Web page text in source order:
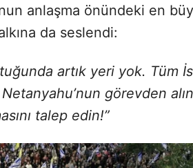
anlaşma önündeki en
da seslendi:
artık yeri yok. Tüm
görevden
talep edin!”